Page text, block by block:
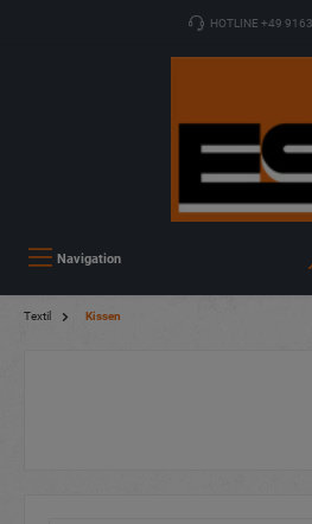
HOTLINE +49
Navigation
Textil Kissen